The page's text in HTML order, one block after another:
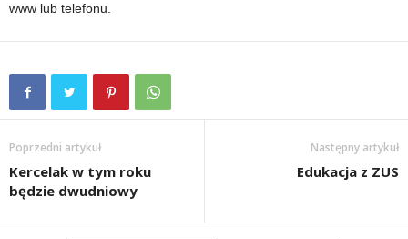
www lub telefonu.
Poprzedni artykuł
Kercelak w tym roku
będzie dwudniowy
Następny artykuł
Edukacja z ZUS